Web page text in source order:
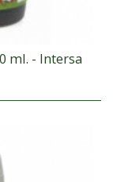
ml. - Intersa